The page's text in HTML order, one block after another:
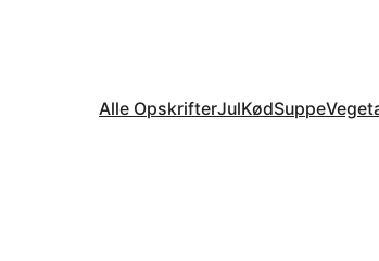
Alle OpskrifterJulKødSuppe